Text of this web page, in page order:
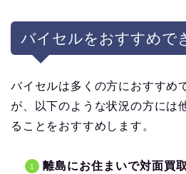
バイセルをおすすめで
バイセルは多くの方におすすめ
が、以下のような状況の方には
ることをおすすめします。
離島にお住まいで対面買